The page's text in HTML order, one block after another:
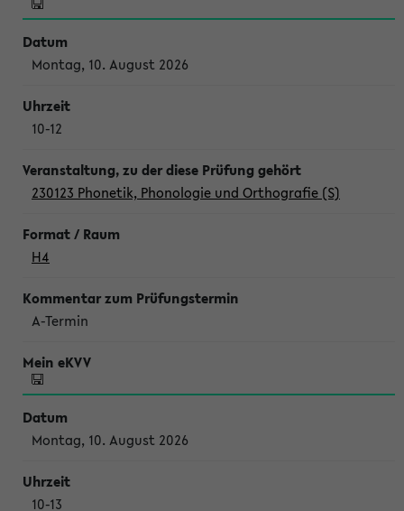
Montag, 10. August 2026
10-12
230123 Phonetik, Phonologie und Orthografie (S)
H4
A-Termin
Montag, 10. August 2026
10-13